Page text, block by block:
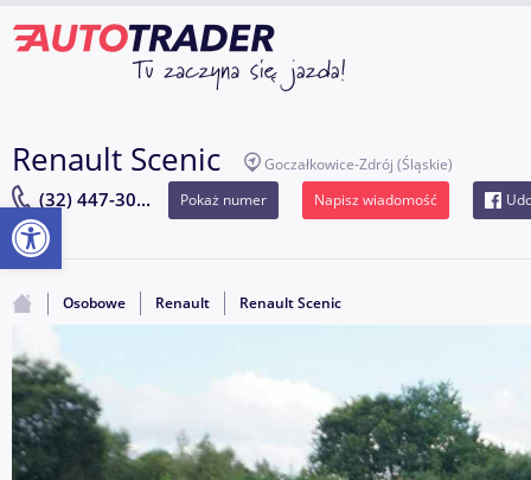
Renault Scenic Goczałkowice-Zdrój (Śląskie)
(32) 447-30... Pokaż numer Napisz wiadomość
Osobowe Renault Renault Scenic
Otwórz pasek narzędzi